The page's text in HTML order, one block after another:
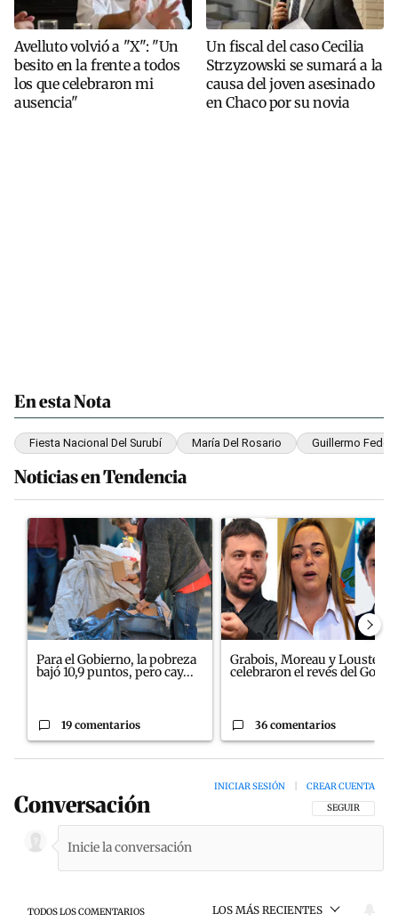
Avelluto volvió a "X": "Un
besito en la frente a todos
los que celebraron mi
ausencia"
Un fiscal del caso Cecilia
Strzyzowski se sumará a la
causa del joven asesinado
en Chaco por su novia
En esta Nota
Fiesta Nacional Del Surubí María Del Rosario Guillermo
Noticias en Tendencia
Este listado muestra los artículos con más comentarios en los
Un artículo de tendencia con el título "Para el Gobierno, la
Para el Gobierno, la pobreza
bajó 10,9 puntos, pero cay...
19 comentarios
Un artículo de tendencia con
Grabois, Moreau y Lousteau
celebraron el revés del Gobi...
36 comentarios
Conversación SIGA ESTA
SEGUIR
INICIAR SESIÓN CREAR CUENTA
TODOS LOS COMENTARIOS LOS MÁS RECIENTES